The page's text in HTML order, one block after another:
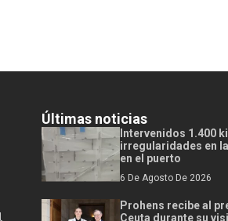
Últimas noticias
Intervenidos 1.400
irregularidades en
en el puerto
6 De Agosto De 2026
Prohens recibe al
Ceuta durante su